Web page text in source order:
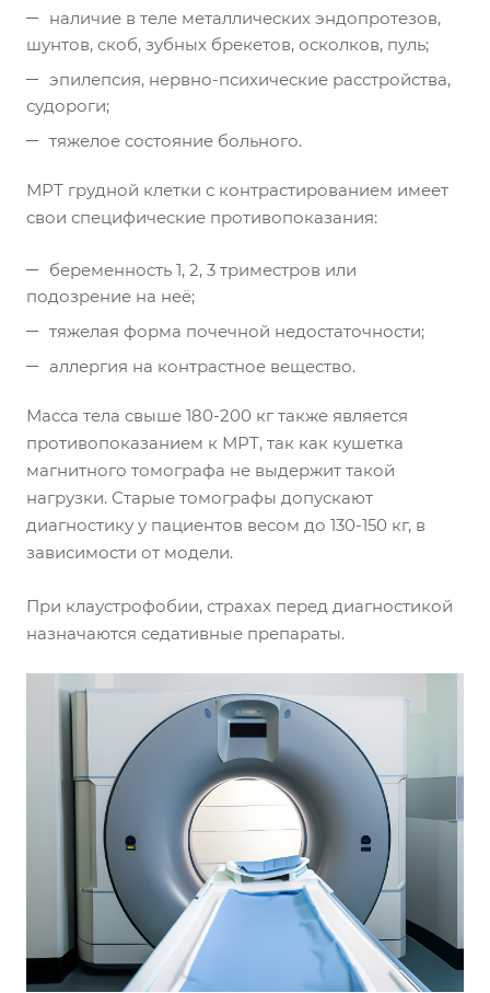
наличие в теле металлических эндопротезов,
шунтов, скоб, зубных брекетов, осколков, пуль;
эпилепсия, нервно-психические расстройства,
судороги;
тяжелое состояние больного.
МРТ грудной клетки с контрастированием имеет
свои специфические противопоказания:
беременность 1, 2, 3 триместров или
подозрение на неё;
тяжелая форма почечной недостаточности;
аллергия на контрастное вещество.
Масса тела свыше 180-200 кг также является
противопоказанием к МРТ, так как кушетка
магнитного томографа не выдержит такой
нагрузки. Старые томографы допускают
диагностику у пациентов весом до 130-150 кг, в
зависимости от модели.
При клаустрофобии, страхах перед диагностикой
назначаются седативные препараты.